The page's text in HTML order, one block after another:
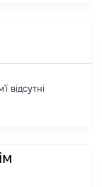
відсутні